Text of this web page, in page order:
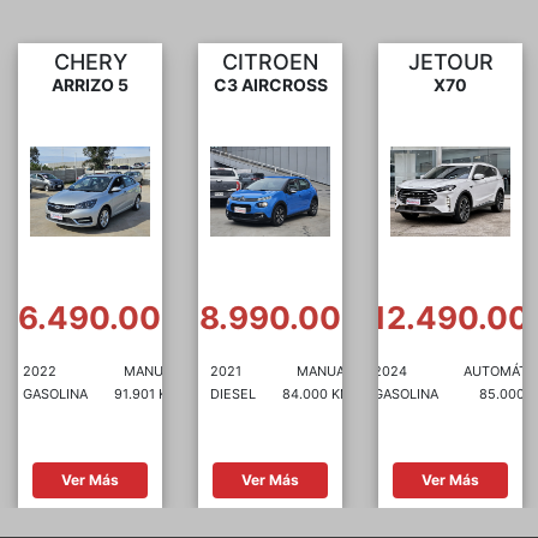
CITROEN
C3 AIRCROSS
2021
DIESEL
MANUAL
84.000 KM
Ver Más
JETOUR
X70
$12.490.000
2024
GASOLINA
AUTOMÁTICA
85.000 KM
Ver Más
CITROEN
C5 AIRCROSS
2021
GASOLINA
82.933
Ver Más